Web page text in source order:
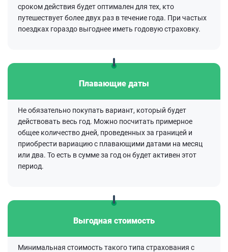
сроком действия будет оптимален для тех, кто
путешествует более двух раз в течение года. При частых
поездках гораздо выгоднее иметь годовую страховку.
Плавающие даты
Не обязательно покупать вариант, который будет
действовать весь год. Можно посчитать примерное
общее количество дней, проведенных за границей и
приобрести вариацию с плавающими датами на месяц
или два. То есть в сумме за год он будет активен этот
период.
Выгодная стоимость
Минимальная стоимость такого типа страхования с